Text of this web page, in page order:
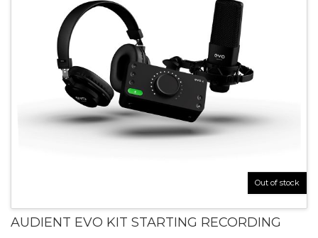
Out of stock
AUDIENT EVO KIT STARTING RECORDING